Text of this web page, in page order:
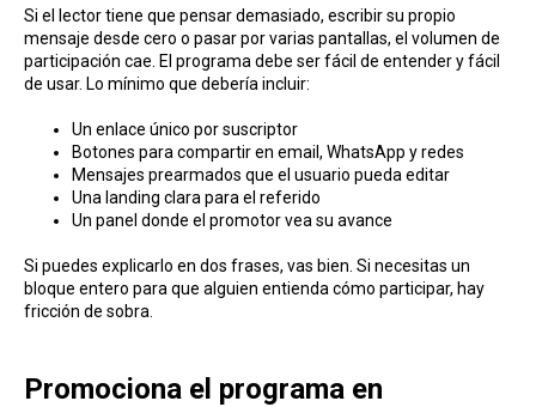
Si el lector tiene que pensar demasiado, escribir su propio
mensaje desde cero o pasar por varias pantallas, el volumen de
participación cae. El programa debe ser fácil de entender y fácil
de usar. Lo mínimo que debería incluir:
Un enlace único por suscriptor
Botones para compartir en email, WhatsApp y redes
Mensajes prearmados que el usuario pueda editar
Una landing clara para el referido
Un panel donde el promotor vea su avance
Si puedes explicarlo en dos frases, vas bien. Si necesitas un
bloque entero para que alguien entienda cómo participar, hay
fricción de sobra.
Promociona el programa en